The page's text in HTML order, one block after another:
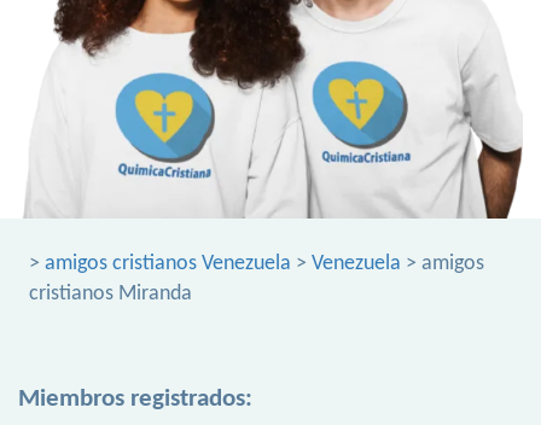
> amigos cristianos Venezuela > Venezuela > amigos
cristianos Miranda
Miembros registrados: